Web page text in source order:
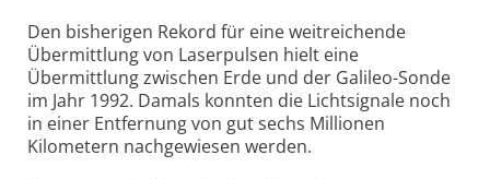
Den bisherigen Rekord für eine weitreichende
Übermittlung von Laserpulsen hielt eine
Übermittlung zwischen Erde und der Galileo-Sonde
im Jahr 1992. Damals konnten die Lichtsignale noch
in einer Entfernung von gut sechs Millionen
Kilometern nachgewiesen werden.